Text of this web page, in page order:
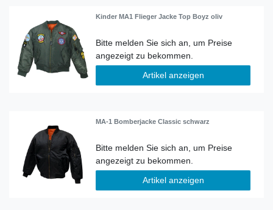
Kinder MA1 Flieger Jacke Top Boyz oliv
Artikel anzeigen
MA-1 Bomberjacke Classic schwarz
Artikel anzeigen